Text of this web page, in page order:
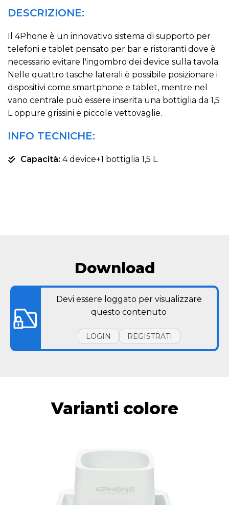
DESCRIZIONE:
Il 4Phone è un innovativo sistema di supporto per
telefoni e tablet pensato per bar e ristoranti dove è
necessario evitare l'ingombro dei device sulla tavola.
Nelle quattro tasche laterali è possibile posizionare i
dispositivi come smartphone e tablet, mentre nel
vano centrale può essere inserita una bottiglia da 1,5
L oppure grissini e piccole vettovaglie.
INFO TECNICHE:
Capacità: 4 device+1 bottiglia 1,5 L
Download
Devi essere loggato per visualizzare
questo contenuto
LOGIN REGISTRATI
Varianti colore